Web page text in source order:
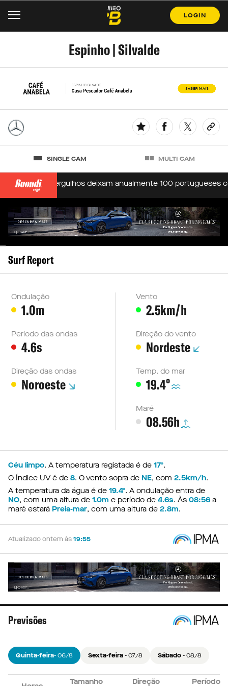
LOGIN
Espinho | Silvalde
SINGLE CAM MULTI CAM
Oeiras Mergulhos deixam anualmente 100 portugueses
Surf Report
Ondulação
1.0m
Período das ondas
4.6s
Direção das ondas
Noroeste
Vento
2.5km/h
Direção do vento
Nordeste
Temp. do mar
19.4º
Maré
08.56h
Céu limpo. A temperatura registada é de 17º.
O Índice UV é de 8. O vento sopra de NE, com 2.5km/h.
A temperatura da água é de 19.4º. A ondulação entra de
NO, com uma altura de 1.0m e período de 4.6s. Às 08:56 a
maré estará Preia-mar, com uma altura de 2.8m.
Atualizado ontem às19:55
Previsões
Quinta-feira- 06/8 Sexta-feira- 07/8 Sábado- 08/8
Tamanho
Direção
Período
Tamanho
Direção
Período
Tamanho
Direção
Período